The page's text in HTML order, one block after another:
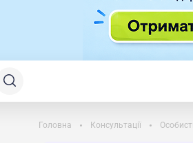
Головна Консультації